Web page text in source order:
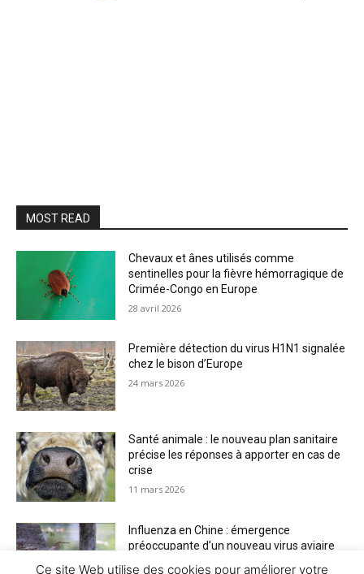
MOST READ
Chevaux et ânes utilisés comme
sentinelles pour la fièvre hémorragique de
Crimée-Congo en Europe
28 avril 2026
Première détection du virus H1N1 signalée
chez le bison d’Europe
24 mars 2026
Santé animale : le nouveau plan sanitaire
précise les réponses à apporter en cas de
crise
11 mars 2026
Influenza en Chine : émergence
préoccupante d’un nouveau virus aviaire
Ce site Web utilise des cookies pour améliorer votre